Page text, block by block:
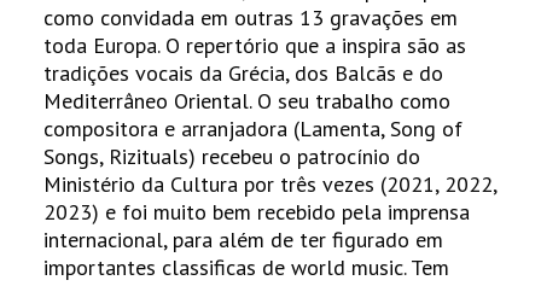
como convidada em outras 13 gravações em
toda Europa. O repertório que a inspira são as
tradições vocais da Grécia, dos Balcãs e do
Mediterrâneo Oriental. O seu trabalho como
compositora e arranjadora (Lamenta, Song of
Songs, Rizituals) recebeu o patrocínio do
Ministério da Cultura por três vezes (2021, 2022,
2023) e foi muito bem recebido pela imprensa
internacional, para além de ter figurado em
importantes classificas de world music. Tem